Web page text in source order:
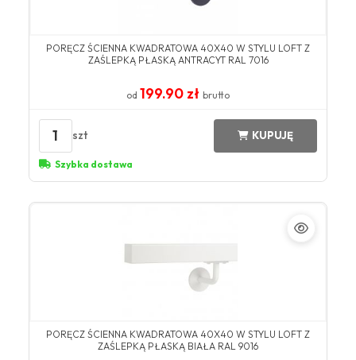
PORĘCZ ŚCIENNA KWADRATOWA 40X40 W STYLU LOFT Z
ZAŚLEPKĄ PŁASKĄ ANTRACYT RAL 7016
od 199.90 zł brutto
1 szt KUPUJĘ
Szybka dostawa
PORĘCZ ŚCIENNA KWADRATOWA 40X40 W STYLU LOFT Z
ZAŚLEPKĄ PŁASKĄ BIAŁA RAL 9016